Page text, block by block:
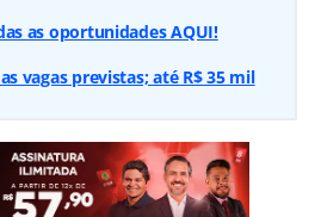
as oportunidades AQUI!
vagas previstas; até R$ 35 mil